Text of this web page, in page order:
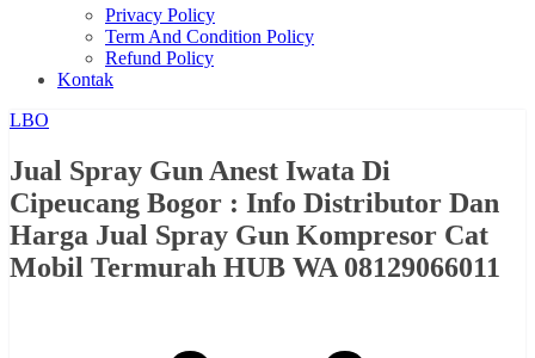
Privacy Policy
Term And Condition Policy
Refund Policy
Kontak
LBO
Jual Spray Gun Anest Iwata Di
Cipeucang Bogor : Info Distributor Dan
Harga Jual Spray Gun Kompresor Cat
Mobil Termurah HUB WA 08129066011